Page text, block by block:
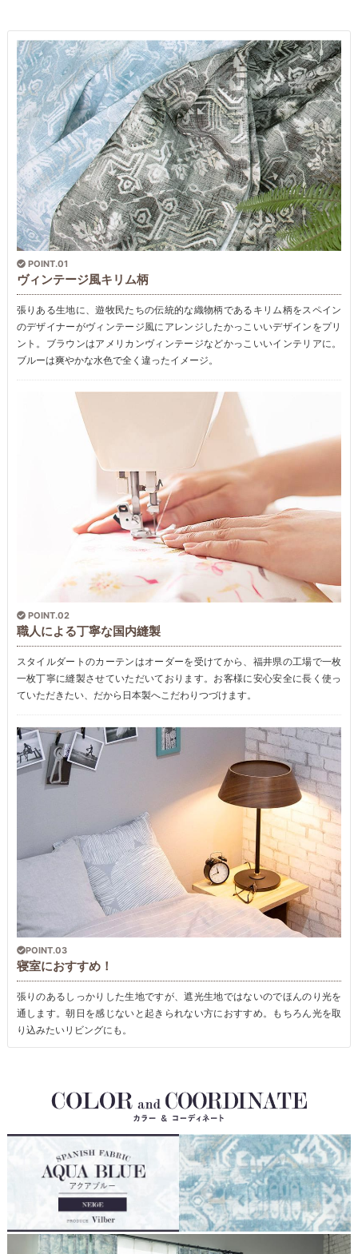
POINT.01
ヴィンテージ風キリム柄
張りある生地に、遊牧民たちの伝統的な織物柄であるキリム柄をスペイン
のデザイナーがヴィンテージ風にアレンジしたかっこいいデザインをプリ
ント。ブラウンはアメリカンヴィンテージなどかっこいいインテリアに。
ブルーは爽やかな水色で全く違ったイメージ。
POINT.02
職人による丁寧な国内縫製
スタイルダートのカーテンはオーダーを受けてから、福井県の工場で一枚
一枚丁寧に縫製させていただいております。お客様に安心安全に長く使っ
ていただきたい、だから日本製へこだわりつづけます。
POINT.03
寝室におすすめ！
張りのあるしっかりした生地ですが、遮光生地ではないのでほんのり光を
通します。朝日を感じないと起きられない方におすすめ。もちろん光を取
り込みたいリビングにも。